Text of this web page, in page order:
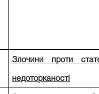
Злочини проти
недоторканості